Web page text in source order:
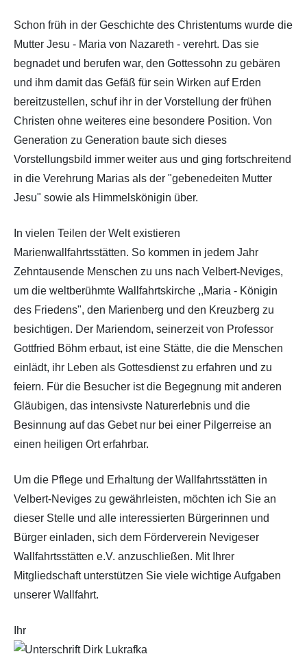
Schon früh in der Geschichte des Christentums wurde die
Mutter Jesu - Maria von Nazareth - verehrt. Das sie
begnadet und berufen war, den Gottessohn zu gebären
und ihm damit das Gefäß für sein Wirken auf Erden
bereitzustellen, schuf ihr in der Vorstellung der frühen
Christen ohne weiteres eine besondere Position. Von
Generation zu Generation baute sich dieses
Vorstellungsbild immer weiter aus und ging fortschreitend
in die Verehrung Marias als der "gebenedeiten Mutter
Jesu" sowie als Himmelskönigin über.
In vielen Teilen der Welt existieren
Marienwallfahrtsstätten. So kommen in jedem Jahr
Zehntausende Menschen zu uns nach Velbert-Neviges,
um die weltberühmte Wallfahrtskirche ,,Maria - Königin
des Friedens", den Marienberg und den Kreuzberg zu
besichtigen. Der Mariendom, seinerzeit von Professor
Gottfried Böhm erbaut, ist eine Stätte, die die Menschen
einlädt, ihr Leben als Gottesdienst zu erfahren und zu
feiern. Für die Besucher ist die Begegnung mit anderen
Gläubigen, das intensivste Naturerlebnis und die
Besinnung auf das Gebet nur bei einer Pilgerreise an
einen heiligen Ort erfahrbar.
Um die Pflege und Erhaltung der Wallfahrtsstätten in
Velbert-Neviges zu gewährleisten, möchten ich Sie an
dieser Stelle und alle interessierten Bürgerinnen und
Bürger einladen, sich dem Förderverein Nevigeser
Wallfahrtsstätten e.V. anzuschließen. Mit Ihrer
Mitgliedschaft unterstützen Sie viele wichtige Aufgaben
unserer Wallfahrt.
Ihr